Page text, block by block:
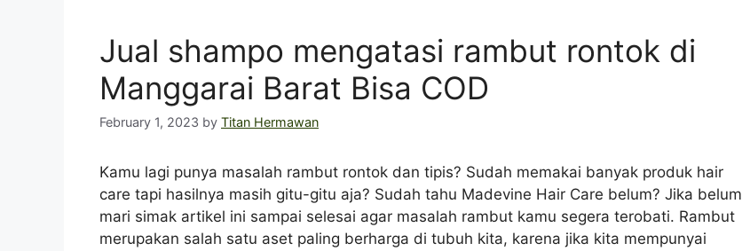
Jual shampo mengatasi rambut rontok di
Manggarai Barat Bisa COD
February 1, 2023 by Titan Hermawan
Kamu lagi punya masalah rambut rontok dan tipis? Sudah memakai banyak produk hair
care tapi hasilnya masih gitu-gitu aja? Sudah tahu Madevine Hair Care belum? Jika belum
mari simak artikel ini sampai selesai agar masalah rambut kamu segera terobati. Rambut
merupakan salah satu aset paling berharga di tubuh kita, karena jika kita mempunyai